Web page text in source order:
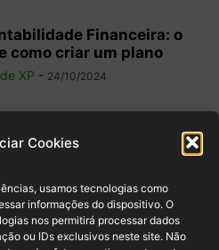
Cookies
usamos tecnologias como
informações do dispositivo. O
nos permitirá processar dados
ou IDs exclusivos neste site. Não
Financeira: o
como criar um plano
XP - 24/10/2024
Fiscal: o que é, para que
importância
XP: saiba tudo sobre o